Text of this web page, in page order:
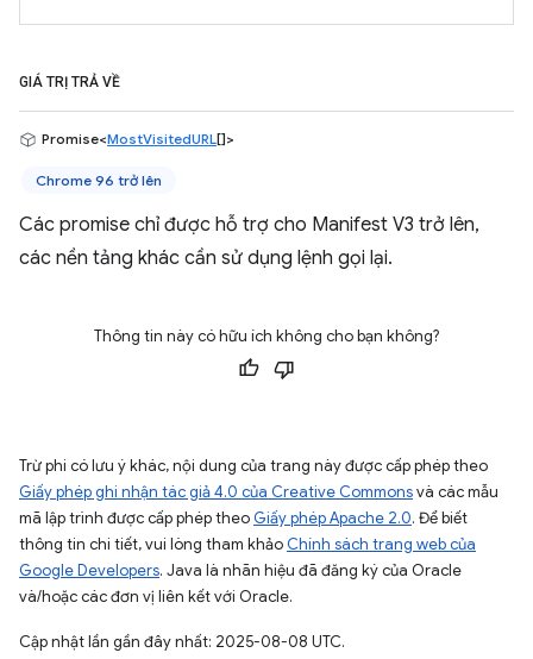
GIÁ TRỊ TRẢ VỀ
Promise<MostVisitedURL[]>
Chrome 96 trở lên
Các promise chỉ được hỗ trợ cho Manifest V3 trở lên,
các nền tảng khác cần sử dụng lệnh gọi lại.
Thông tin này có hữu ích không cho bạn không?
Trừ phi có lưu ý khác, nội dung của trang này được cấp phép theo
Giấy phép ghi nhận tác giả 4.0 của Creative Commonsvà các mẫu
mã lập trình được cấp phép theo Giấy phép Apache 2.0. Để biết
thông tin chi tiết, vui lòng tham khảo Chính sách trang web của
Google Developers. Java là nhãn hiệu đã đăng ký của Oracle
và/hoặc các đơn vị liên kết với Oracle.
Cập nhật lần gần đây nhất: 2025-08-08 UTC.